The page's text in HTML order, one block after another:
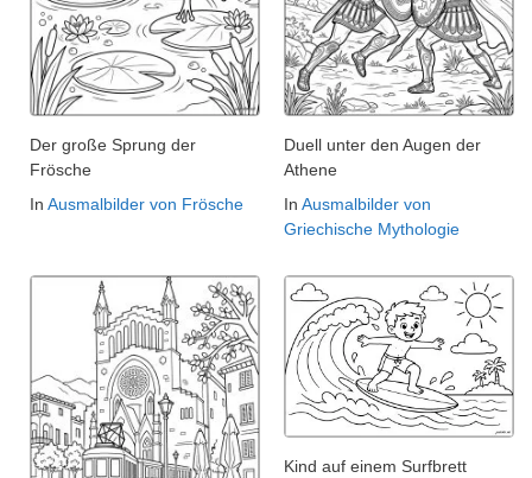
Der große Sprung der
Frösche
In Ausmalbilder von Frösche
Duell unter den Augen der
Athene
In Ausmalbilder von
Griechische Mythologie
Kind auf einem Surfbrett